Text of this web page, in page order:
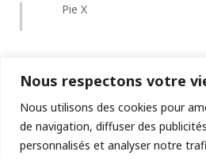
Nous respectons votre
Nous utilisons des cookies pour
de navigation, diffuser des
personnalisés et analyser notre
Pie X